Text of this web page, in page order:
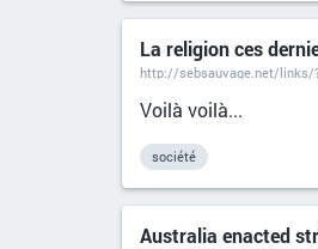
La religion ces
http://sebsauvage.net/links/
Voilà voilà...
société
Australia enacted